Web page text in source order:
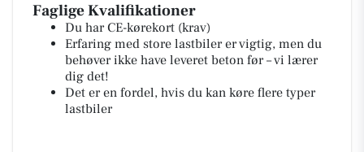
Faglige Kvalifikationer
Du har CE-kørekort (krav)
Erfaring med store lastbiler er vigtig, men du
behøver ikke have leveret beton før – vi lærer
dig det!
Det er en fordel, hvis du kan køre flere typer
lastbiler